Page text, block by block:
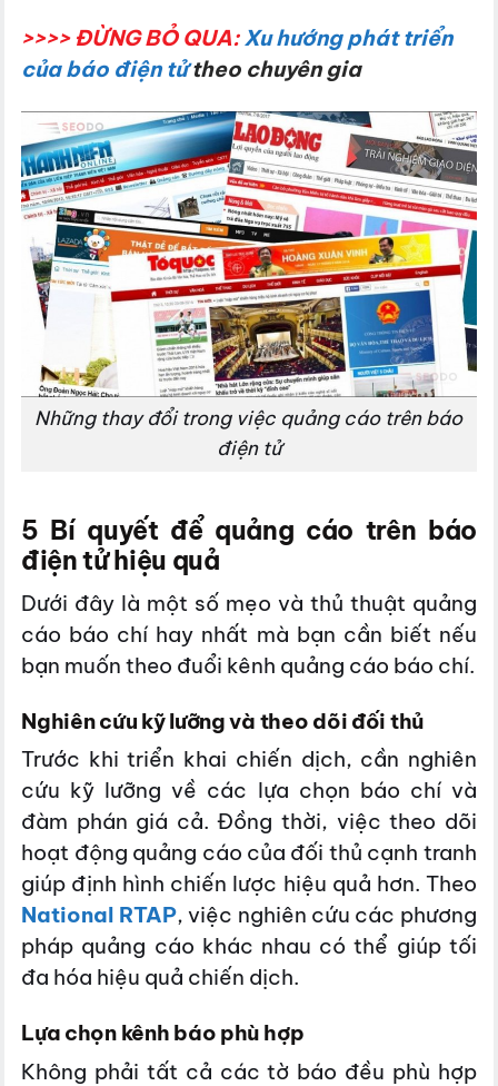
>>>> ĐỪNG BỎ QUA: Xu hướng phát triển
của báo điện tửtheo chuyên gia
Những thay đổi trong việc quảng cáo trên báo
điện tử
5 Bí quyết để quảng cáo trên báo
điện tử hiệu quả
Dưới đây là một số mẹo và thủ thuật quảng
cáo báo chí hay nhất mà bạn cần biết nếu
bạn muốn theo đuổi kênh quảng cáo báo chí.
Nghiên cứu kỹ lưỡng và theo dõi đối thủ
Trước khi triển khai chiến dịch, cần nghiên
cứu kỹ lưỡng về các lựa chọn báo chí và
đàm phán giá cả. Đồng thời, việc theo dõi
hoạt động quảng cáo của đối thủ cạnh tranh
giúp định hình chiến lược hiệu quả hơn. Theo
National RTAP, việc nghiên cứu các phương
pháp quảng cáo khác nhau có thể giúp tối
đa hóa hiệu quả chiến dịch.
Lựa chọn kênh báo phù hợp
Không phải tất cả các tờ báo đều phù hợp